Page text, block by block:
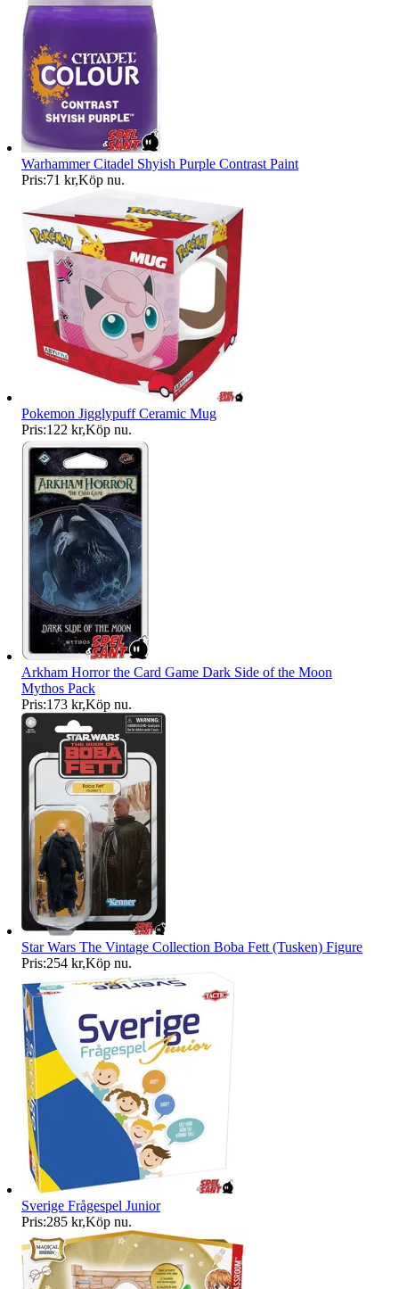
Warhammer Citadel Shyish Purple Contrast Paint
Pris:71 kr,Köp nu.
Pokemon Jigglypuff Ceramic Mug
Pris:122 kr,Köp nu.
Arkham Horror the Card Game Dark Side of the Moon
Mythos Pack
Pris:173 kr,Köp nu.
Star Wars The Vintage Collection Boba Fett (Tusken) Figure
Pris:254 kr,Köp nu.
Sverige Frågespel Junior
Pris:285 kr,Köp nu.